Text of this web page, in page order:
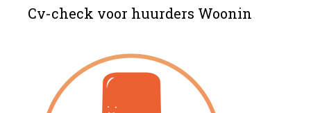
Cv-check voor huurders Woonin